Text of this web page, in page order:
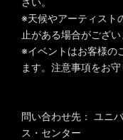
※天候やアーティスト
止がある場合がござ
※イベントはお客様の
ます。注意事項をお
問い合わせ先： ユニ
ス・センター